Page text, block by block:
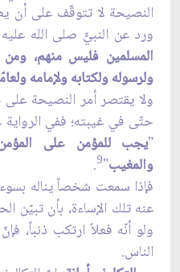
النصيحة لا تتوقّف على أن
ورد عن النبيّّ صلى الله
المسلمين فليس منهم،
ولرسوله ولكتابه ولإمامه
ولا يقتصر أمر النصيحة
حتّى في غيبته؛ ففي الرواية
"يجب للمؤمن على
والمغيب"
9
.
فإذا سمعت شخصاً يناله
عنه تلك الإساءة، بأن تبيّن
ولو أنّه فعلاً ارتكب ذنباً،
الناس.